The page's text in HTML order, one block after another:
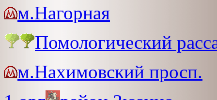
м.Нагорная
Помологический
м.Нахимовский просп.